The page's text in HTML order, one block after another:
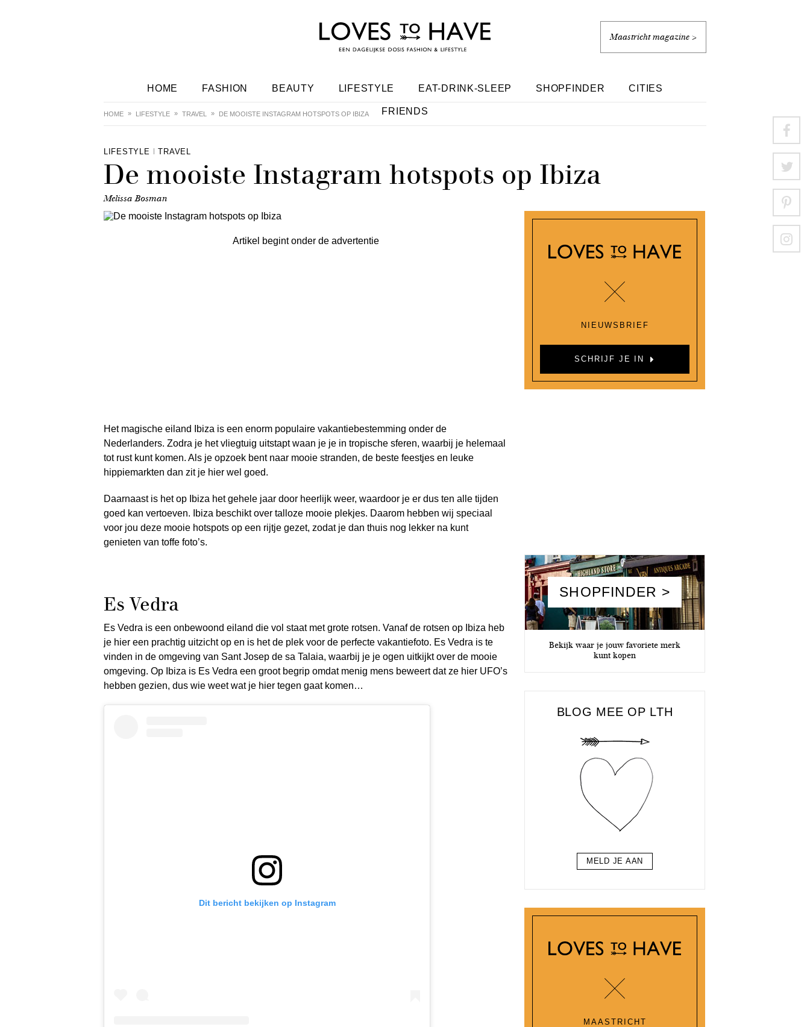
Maastricht magazine >
HOME FASHION BEAUTY LIFESTYLE EAT-DRINK-SLEEP SHOPFINDER CITIES
FRIENDS
HOME LIFESTYLE TRAVEL DE MOOISTE INSTAGRAM HOTSPOTS OP IBIZA
LIFESTYLE TRAVEL
De mooiste Instagram hotspots op Ibiza
Melissa Bosman
Artikel begint onder de advertentie
Het magische eiland Ibiza is een enorm populaire vakantiebestemming onder de
Nederlanders. Zodra je het vliegtuig uitstapt waan je je in tropische sferen, waarbij je helemaal
tot rust kunt komen. Als je opzoek bent naar mooie stranden, de beste feestjes en leuke
hippiemarkten dan zit je hier wel goed.
Daarnaast is het op Ibiza het gehele jaar door heerlijk weer, waardoor je er dus ten alle tijden
goed kan vertoeven. Ibiza beschikt over talloze mooie plekjes. Daarom hebben wij speciaal
voor jou deze mooie hotspots op een rijtje gezet, zodat je dan thuis nog lekker na kunt
genieten van toffe foto’s.
Es Vedra
Es Vedra is een onbewoond eiland die vol staat met grote rotsen. Vanaf de rotsen op Ibiza heb
je hier een prachtig uitzicht op en is het de plek voor de perfecte vakantiefoto. Es Vedra is te
vinden in de omgeving van Sant Josep de sa Talaia, waarbij je je ogen uitkijkt over de mooie
omgeving. Op Ibiza is Es Vedra een groot begrip omdat menig mens beweert dat ze hier UFO’s
hebben gezien, dus wie weet wat je hier tegen gaat komen…
Dit bericht bekijken op Instagram
NIEUWSBRIEF
SCHRIJF JE IN
SHOPFINDER >
Bekijk waar je jouw favoriete merk
kunt kopen
BLOG MEE OP LTH
MELD JE AAN
MAASTRICHT